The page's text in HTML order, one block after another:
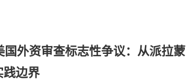
外资审查标志性争议：从派拉蒙
边界